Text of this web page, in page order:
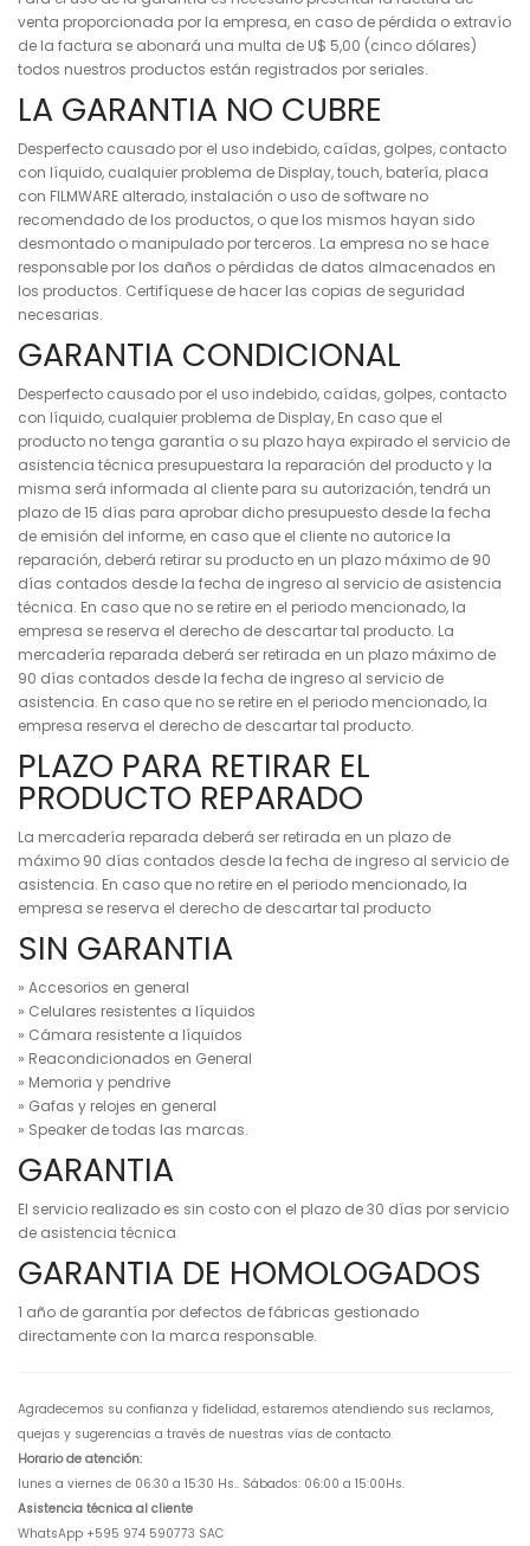
venta proporcionada por la empresa, en caso de pérdida o extravío
de la factura se abonará una multa de U$ 5,00 (cinco dólares)
todos nuestros productos están registrados por seriales.
LA GARANTIA NO CUBRE
Desperfecto causado por el uso indebido, caídas, golpes, contacto
con líquido, cualquier problema de Display, touch, batería, placa
con FILMWARE alterado, instalación o uso de software no
recomendado de los productos, o que los mismos hayan sido
desmontado o manipulado por terceros. La empresa no se hace
responsable por los daños o pérdidas de datos almacenados en
los productos. Certifíquese de hacer las copias de seguridad
necesarias.
GARANTIA CONDICIONAL
Desperfecto causado por el uso indebido, caídas, golpes, contacto
con líquido, cualquier problema de Display, En caso que el
producto no tenga garantía o su plazo haya expirado el servicio de
asistencia técnica presupuestara la reparación del producto y la
misma será informada al cliente para su autorización, tendrá un
plazo de 15 días para aprobar dicho presupuesto desde la fecha
de emisión del informe, en caso que el cliente no autorice la
reparación, deberá retirar su producto en un plazo máximo de 90
días contados desde la fecha de ingreso al servicio de asistencia
técnica. En caso que no se retire en el periodo mencionado, la
empresa se reserva el derecho de descartar tal producto. La
mercadería reparada deberá ser retirada en un plazo máximo de
90 días contados desde la fecha de ingreso al servicio de
asistencia. En caso que no se retire en el periodo mencionado, la
empresa reserva el derecho de descartar tal producto.
PLAZO PARA RETIRAR EL
PRODUCTO REPARADO
La mercadería reparada deberá ser retirada en un plazo de
máximo 90 días contados desde la fecha de ingreso al servicio de
asistencia. En caso que no retire en el periodo mencionado, la
empresa se reserva el derecho de descartar tal producto
SIN GARANTIA
» Accesorios en general
» Celulares resistentes a líquidos
» Cámara resistente a líquidos
» Reacondicionados en General
» Memoria y pendrive
» Gafas y relojes en general
» Speaker de todas las marcas.
GARANTIA
El servicio realizado es sin costo con el plazo de 30 días por servicio
de asistencia técnica
GARANTIA DE HOMOLOGADOS
1 año de garantía por defectos de fábricas gestionado
directamente con la marca responsable.
Agradecemos su confianza y fidelidad, estaremos atendiendo sus reclamos,
quejas y sugerencias a través de nuestras vías de contacto.
Horario de atención:
lunes a viernes de 06:30 a 15:30 Hs.. Sábados: 06:00 a 15:00Hs.
Asistencia técnica al cliente
WhatsApp +595 974 590773 SAC